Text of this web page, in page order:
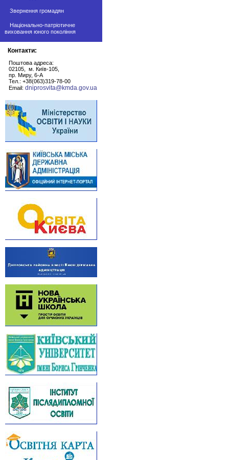
Звернення громадян
Національно-патріотичне
виховання юного покоління
Контакти:
Поштова адреса:
02105, м. Київ-105,
пр. Миру, 6-А
Тел.: +38(063)319-78-00
Email: dniprosvita@kmda.gov.ua